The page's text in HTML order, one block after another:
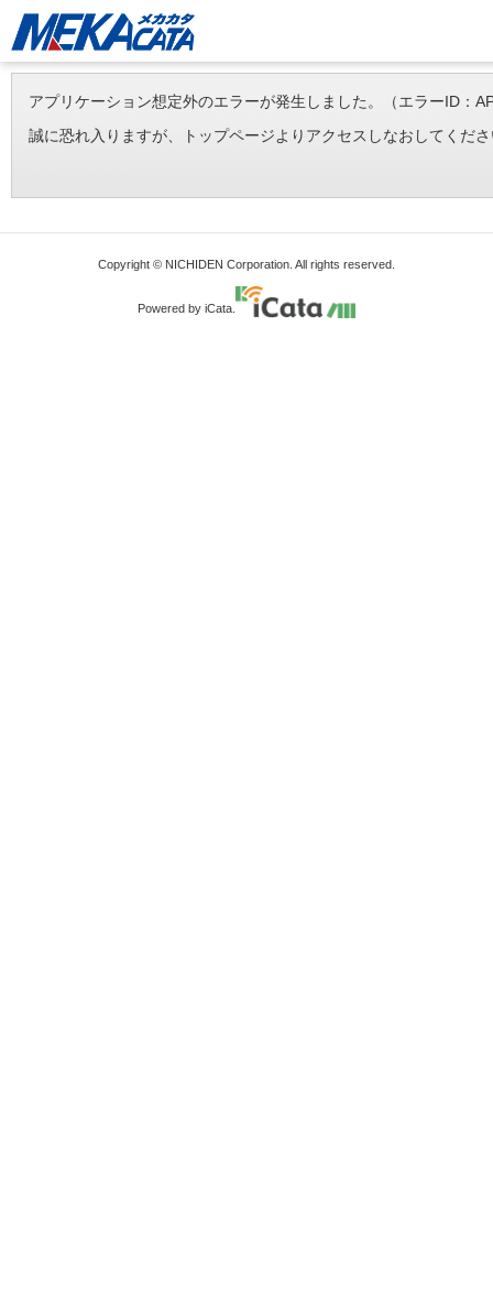
アプリケーション想定外のエラーが発生しました。（エラーID：
誠に恐れ入りますが、トップページよりアクセスしなおしてくだ
Copyright © NICHIDEN Corporation. All rights reserved.
Powered by iCata.